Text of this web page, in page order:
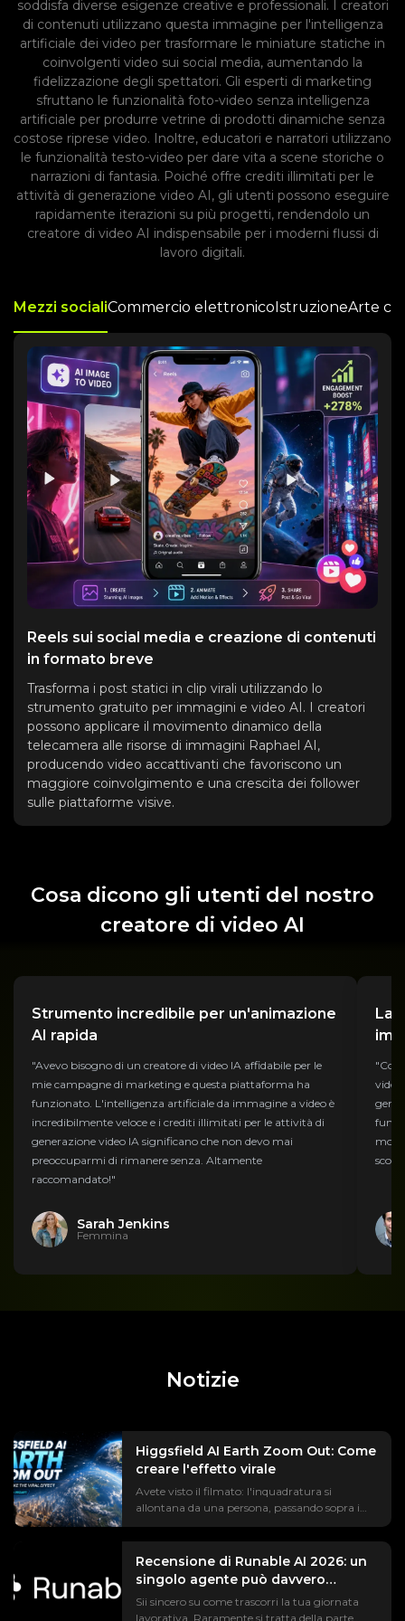
soddisfa diverse esigenze creative e professionali. I creatori
di contenuti utilizzano questa immagine per l'intelligenza
artificiale dei video per trasformare le miniature statiche in
coinvolgenti video sui social media, aumentando la
fidelizzazione degli spettatori. Gli esperti di marketing
sfruttano le funzionalità foto-video senza intelligenza
artificiale per produrre vetrine di prodotti dinamiche senza
costose riprese video. Inoltre, educatori e narratori utilizzano
le funzionalità testo-video per dare vita a scene storiche o
narrazioni di fantasia. Poiché offre crediti illimitati per le
attività di generazione video AI, gli utenti possono eseguire
rapidamente iterazioni su più progetti, rendendolo un
creatore di video AI indispensabile per i moderni flussi di
lavoro digitali.
Mezzi socialiCommercio elettronico IstruzioneArte
Reels sui social media e creazione di contenuti
in formato breve
Trasforma i post statici in clip virali utilizzando lo
strumento gratuito per immagini e video AI. I creatori
possono applicare il movimento dinamico della
telecamera alle risorse di immagini Raphael AI,
producendo video accattivanti che favoriscono un
maggiore coinvolgimento e una crescita dei follower
sulle piattaforme visive.
Cosa dicono gli utenti del nostro
creatore di video AI
Strumento incredibile per un'animazione
AI rapida
"Avevo bisogno di un creatore di video IA affidabile per le
mie campagne di marketing e questa piattaforma ha
funzionato. L'intelligenza artificiale da immagine a video è
incredibilmente veloce e i crediti illimitati per le attività di
generazione video IA significano che non devo mai
preoccuparmi di rimanere senza. Altamente
raccomandato!"
Sarah Jenkins
Femmina
La
Notizie
Higgsfield AI Earth Zoom Out: Come
creare l'effetto virale
Avete visto il filmato: l'inquadratura si
allontana da una persona, passando sopra i
sospesa nello spazio. Il trend #EarthZoomOut
ha totalizzato oltre un miliardo di
visualizzazioni, la maggior parte delle quali
realizzate con l'intelligenza artificiale di
Higgsfield. Ma se ci avete provato davvero,
Recensione di Runable AI 2026: un
singolo agente può davvero
sostituire l'intera suite di strumenti
a vostra disposizione?
Sii sincero su come trascorri la tua giornata
lavorativa. Raramente si tratta della parte